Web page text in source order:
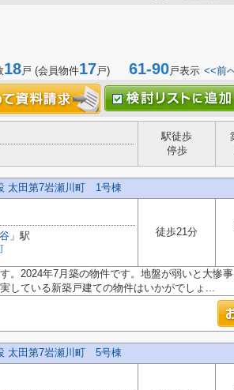
18戸 (会員物件17戸) 61-90戸表示 <<前
駅徒歩
停歩
太田第7岩瀬川町 1号棟
」駅 徒歩21分
。2024年7月築の物件です。地盤が弱いと大惨
している新築戸建ての物件はいかがでしょ...
太田第7岩瀬川町 5号棟